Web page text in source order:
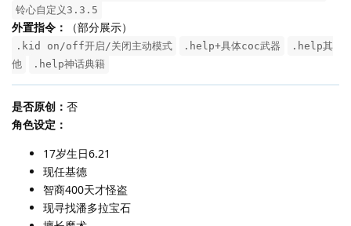
铃心自定义3.3.5
外置指令： （部分展示）
.kid on/off开启/关闭主动模式 .help+具体coc武器
.help其
他
.help神话典籍
是否原创： 否
角色设定：
17岁生日6.21
现任基德
智商400天才怪盗
现寻找潘多拉宝石